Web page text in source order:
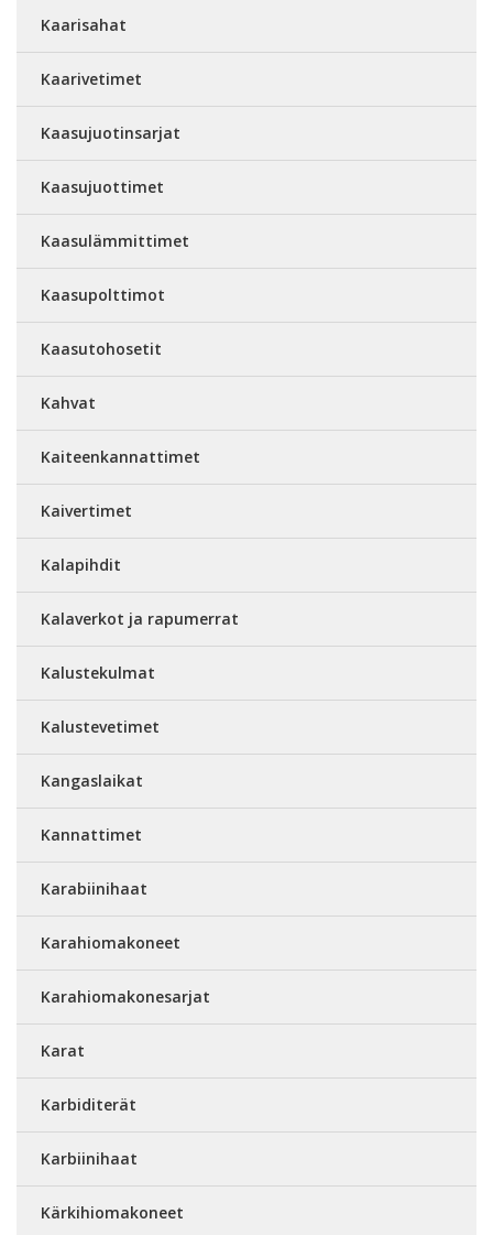
Kaarisahat
Kaarivetimet
Kaasujuotinsarjat
Kaasujuottimet
Kaasulämmittimet
Kaasupolttimot
Kaasutohosetit
Kahvat
Kaiteenkannattimet
Kaivertimet
Kalapihdit
Kalaverkot ja rapumerrat
Kalustekulmat
Kalustevetimet
Kangaslaikat
Kannattimet
Karabiinihaat
Karahiomakoneet
Karahiomakonesarjat
Karat
Karbiditerät
Karbiinihaat
Kärkihiomakoneet